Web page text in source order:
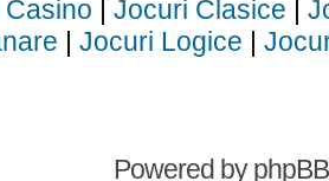
| Jocuri Clasice |
| Jocuri Logice |
Powered byphpBB